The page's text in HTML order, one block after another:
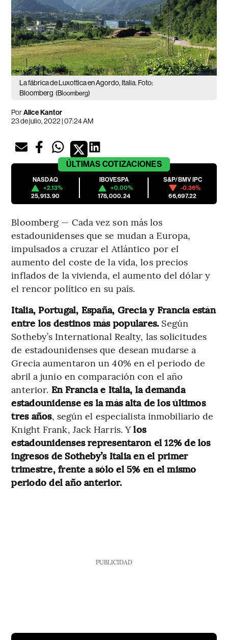
La fábrica de Luxottica en Agordo, Italia. Foto:
Bloomberg (Bloomberg)
PorAlice Kantor
23 de julio, 2022 | 07:24 AM
ÚLTIMAS COTIZACIONES
NASDAQ
+2.13%
25,913.90
IBOVESPA
+0.00%
178,000.24
S&P/BMV IPC
-0.36%
66,697.22
Bloomberg — Cada vez son más los
estadounidenses que se mudan a Europa,
impulsados a cruzar el Atlántico por el
aumento del coste de la vida, los precios
inflados de la vivienda, el aumento del dólar y
el rencor político en su país.
Italia, Portugal, España, Grecia y Francia están
entre los destinos más populares. Según
Sotheby’s International Realty, las solicitudes
de estadounidenses que desean mudarse a
Grecia aumentaron un 40% en el periodo de
abril a junio en comparación con el año
anterior. En Francia e Italia, la demanda
estadounidense es la más alta de los últimos
tres años, según el especialista inmobiliario de
Knight Frank, Jack Harris. Ylos
estadounidenses representaron el 12% de los
ingresos de Sotheby’s Italia en el primer
trimestre, frente a sólo el 5% en el mismo
periodo del año anterior.
PUBLICIDAD